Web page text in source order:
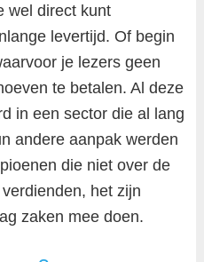
wel direct kunt
levertijd. Of begin
je lezers geen
te betalen. Al deze
in een sector die al lang
andere aanpak werden
die niet over de
het zijn
zaken mee doen.